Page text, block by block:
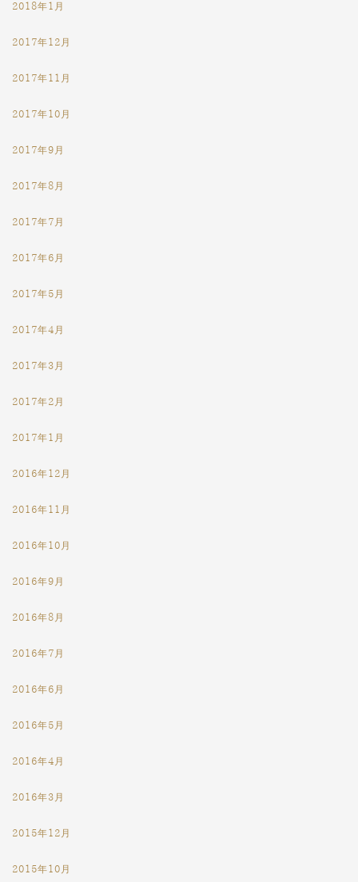
2018年1月
2017年12月
2017年11月
2017年10月
2017年9月
2017年8月
2017年7月
2017年6月
2017年5月
2017年4月
2017年3月
2017年2月
2017年1月
2016年12月
2016年11月
2016年10月
2016年9月
2016年8月
2016年7月
2016年6月
2016年5月
2016年4月
2016年3月
2015年12月
2015年10月